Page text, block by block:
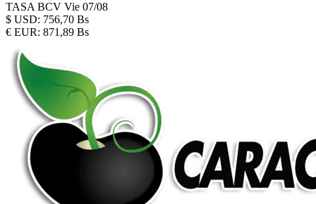
TASA BCV Vie 07/08
$ USD: 756,70 Bs
€ EUR: 871,89 Bs